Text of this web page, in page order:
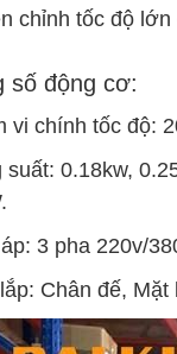
chỉnh tốc độ
số động cơ:
vi chính tốc độ:
suất: 0.18kw,
3 pha 220v/
Chân đế, Mặt